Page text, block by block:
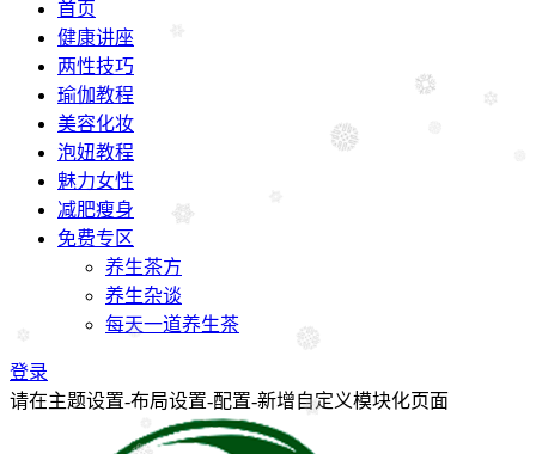
首页
健康讲座
两性技巧
瑜伽教程
美容化妆
泡妞教程
魅力女性
减肥瘦身
免费专区
养生茶方
养生杂谈
每天一道养生茶
登录
请在主题设置-布局设置-配置-新增自定义模块化页面